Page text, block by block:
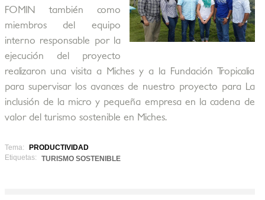
FOMIN también como
miembros del equipo
interno responsable por la
ejecución del proyecto
realizaron una visita a Miches y a la Fundación Tropicalia
para supervisar los avances de nuestro proyecto para La
inclusión de la micro y pequeña empresa en la cadena de
valor del turismo sostenible en Miches.
Tema:
PRODUCTIVIDAD
Etiquetas:
TURISMO SOSTENIBLE